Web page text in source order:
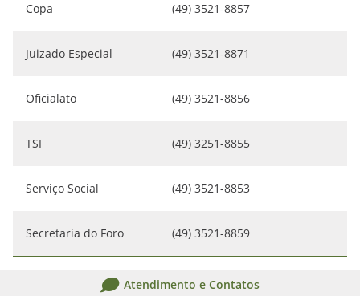
Copa (49) 3521-8857
Juizado Especial (49) 3521-8871
Oficialato (49) 3521-8856
TSI (49) 3251-8855
Serviço Social (49) 3521-8853
Secretaria do Foro (49) 3521-8859
Atendimento e Contatos